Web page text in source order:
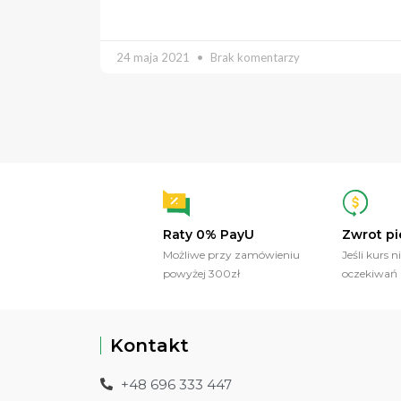
24 maja 2021 Brak komentarzy
Raty 0% PayU
Możliwe przy zamówieniu
powyżej 300zł
Zwrot
Jeśli kurs
oczekiwań
Kontakt
+48 696 333 447